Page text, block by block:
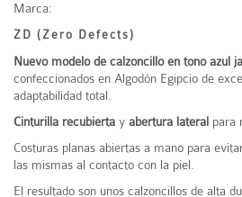
Marca:
ZD (Zero Defects)
Nuevo modelo de calzoncillo en tono azul
confeccionados en Algodón Egipcio de
adaptabilidad total.
Cinturilla recubierta y abertura lateral para
Costuras planas abiertas a mano para
las mismas al contacto con la piel.
El resultado son unos calzoncillos de alta